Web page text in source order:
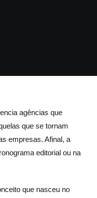
agências que
que se tornam
empresas. Afinal, a
editorial ou na
que nasceu no